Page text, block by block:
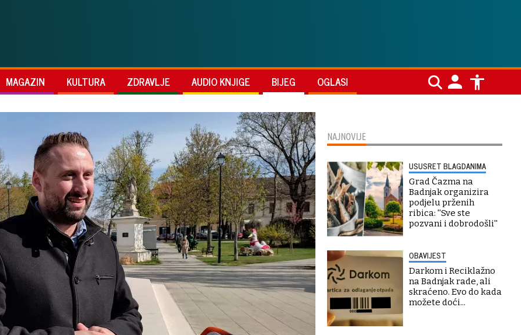
MAGAZIN KULTURA ZDRAVLJE AUDIO KNJIGE BIJEG OGLASI
NAJNOVIJE
USUSRET BLAGDANIMA
Grad Čazma na
Badnjak organizira
podjelu prženih
ribica: ''Sve ste
pozvani i dobrodošli''
OBAVIJEST
Darkom i Reciklažno
na Badnjak rade, ali
skraćeno. Evo do kada
možete doći...